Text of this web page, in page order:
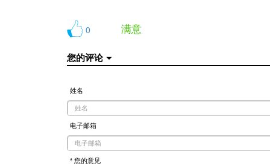
0 满意
您的评论
姓名
电子邮箱
* 您的意见